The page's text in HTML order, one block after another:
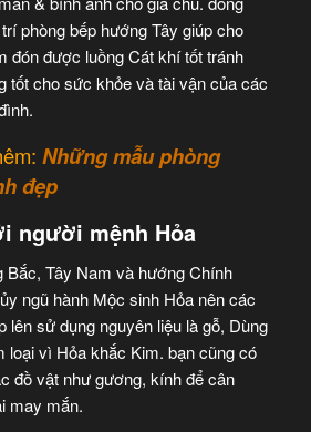
phòng bếp hướng Tây giúp cho
đón được luồng Cát khí tốt tránh
tốt cho sức khỏe và tài vận của các
Những mẫu phòng
đẹp
người mệnh Hỏa
Tây Nam và hướng Chính
ngũ hành Mộc sinh Hỏa nên các
lên sử dụng nguyên liệu là gỗ, Dùng
loại vì Hỏa khắc Kim. bạn cũng có
đồ vật như gương, kính để cân
may mắn.